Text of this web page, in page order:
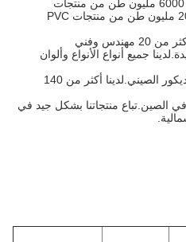
ألواح الجدران والسقف ، وأكثر من 6000 مليون طن من منتجات
البلاستيك والخشب ، وأكثر من 2000 مليون طن من منتجات PVC
وفني
جميع أنواع الأنواع وألوان
المتقدمة تقود الموضة في مجال الديكور الصيني.لدينا أكثر من 140
الصين.تباع منتجاتنا بشكل جيد في